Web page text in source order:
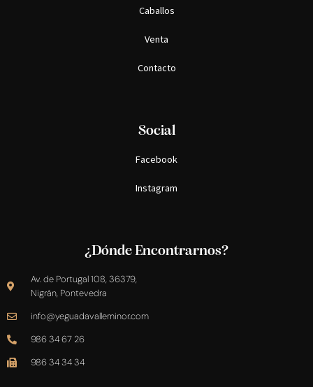
Caballos
Venta
Contacto
Social
Facebook
Instagram
¿Dónde Encontrarnos?
Av. de Portugal 108, 36379,
Nigrán, Pontevedra
info@yeguadavalleminor.com​
986 34 67 26
986 34 34 34